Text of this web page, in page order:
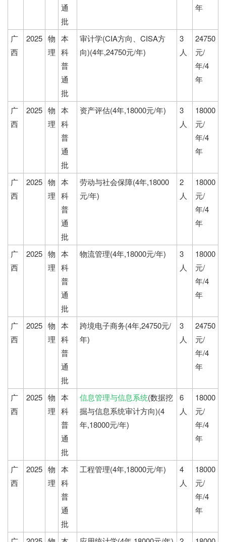
通
批
年
广
西
2025 物
理
本
科
普
通
批
审计学(CIA方向、CISA方
向)(4年,24750元/年)
3
人
24750
元/
年/4
年
广
西
2025 物
理
本
科
普
通
批
资产评估(4年,18000元/年)
3
人
18000
元/
年/4
年
广
西
2025 物
理
本
科
普
通
批
劳动与社会保障(4年,18000
元/年)
2
人
18000
元/
年/4
年
广
西
2025 物
理
本
科
普
通
批
物流管理(4年,18000元/年)
3
人
18000
元/
年/4
年
广
西
2025 物
理
本
科
普
通
批
跨境电子商务(4年,24750元/
年)
3
人
24750
元/
年/4
年
广
西
2025 物
理
本
科
普
通
批
信息管理与信息系统(数据挖
掘与信息系统审计方向)(4
年,18000元/年)
6
人
18000
元/
年/4
年
广
西
2025 物
理
本
科
普
通
批
工程管理(4年,18000元/年)
4
人
18000
元/
年/4
年